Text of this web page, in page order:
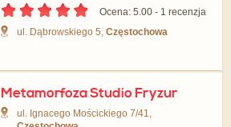
Ocena: 5.00 - ‎1 recenzja
ul. Dąbrowskiego 5,Częstochowa
Metamorfoza Studio Fryzur
ul. Ignacego Mościckiego 7/41,